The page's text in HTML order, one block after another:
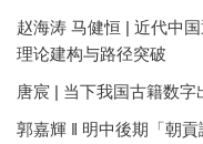
赵海涛 马健恒 | 近代中
理论建构与路径突破
唐宸 | 当下我国古籍数
郭嘉輝 ‖ 明中後期「朝